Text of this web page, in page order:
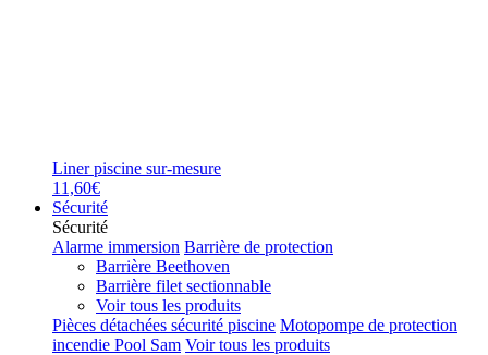
Liner piscine sur-mesure
11,60€
Sécurité
Sécurité
Alarme immersion Barrière de protection
Barrière Beethoven
Barrière filet sectionnable
Voir tous les produits
Pièces détachées sécurité piscine Motopompe de protection
incendie Pool Sam Voir tous les produits